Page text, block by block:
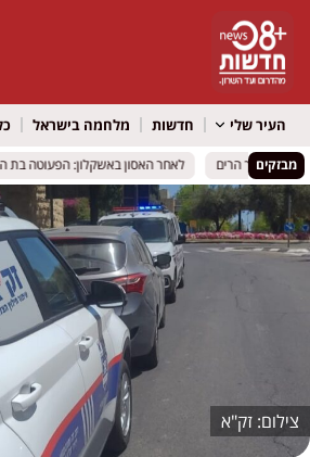
העיר שלי חדשות מלחמה בישראל
מבזקים
בדרך הרים לאחר האסון באשקלון: הפעוטה בת בדרך הרים לאחר האסון באשקלון: הפעוטה בת
זק"א